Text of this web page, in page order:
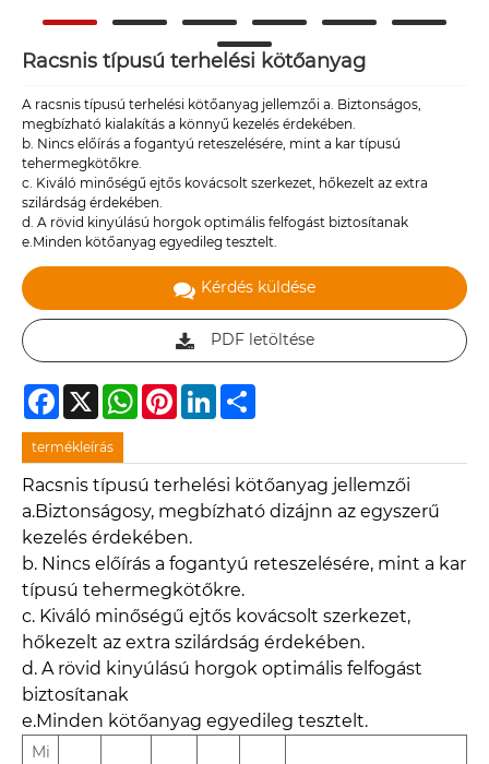
Racsnis típusú terhelési kötőanyag
A racsnis típusú terhelési kötőanyag jellemzői a. Biztonságos,
megbízható kialakítás a könnyű kezelés érdekében.
b. Nincs előírás a fogantyú reteszelésére, mint a kar típusú
tehermegkötőkre.
c. Kiváló minőségű ejtős kovácsolt szerkezet, hőkezelt az extra
szilárdság érdekében.
d. A rövid kinyúlású horgok optimális felfogást biztosítanak
e.Minden kötőanyag egyedileg tesztelt.
Kérdés küldése
PDF letöltése
Facebook
X WhatsAppPinterestLinkedIn
termékleírás
Racsnis típusú terhelési kötőanyag jellemzői
a.Biztonságosy, megbízható dizájnn az egyszerű
kezelés érdekében.
b. Nincs előírás a fogantyú reteszelésére, mint a kar
típusú tehermegkötőkre.
c. Kiváló minőségű ejtős kovácsolt szerkezet,
hőkezelt az extra szilárdság érdekében.
d. A rövid kinyúlású horgok optimális felfogást
biztosítanak
e.Minden kötőanyag egyedileg tesztelt.
Mi